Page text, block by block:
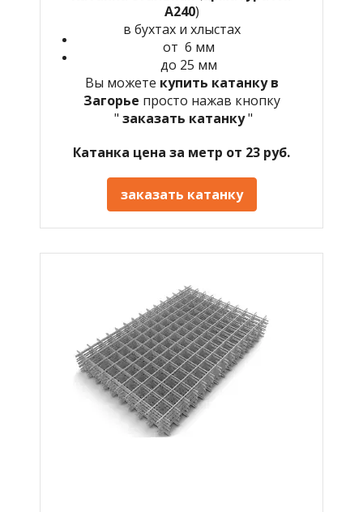
А240)
в бухтах и хлыстах
от 6 мм
до 25 мм
Вы можете купить катанку в
Загорье просто нажав кнопку
" заказать катанку"
Катанка цена за метр от 23 руб.
заказать катанку